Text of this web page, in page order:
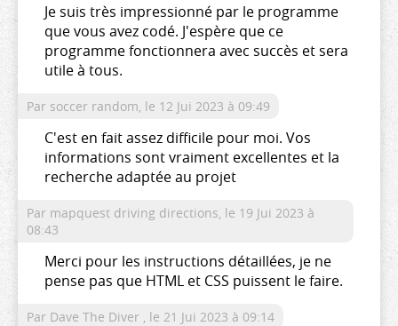
Je suis très impressionné par le programme
que vous avez codé. J'espère que ce
programme fonctionnera avec succès et sera
utile à tous.
Par soccer random, le 12 Jui 2023 à 09:49
C'est en fait assez difficile pour moi. Vos
informations sont vraiment excellentes et la
recherche adaptée au projet
Par mapquest driving directions, le 19 Jui 2023 à
08:43
Merci pour les instructions détaillées, je ne
pense pas que HTML et CSS puissent le faire.
Par Dave The Diver , le 21 Jui 2023 à 09:14